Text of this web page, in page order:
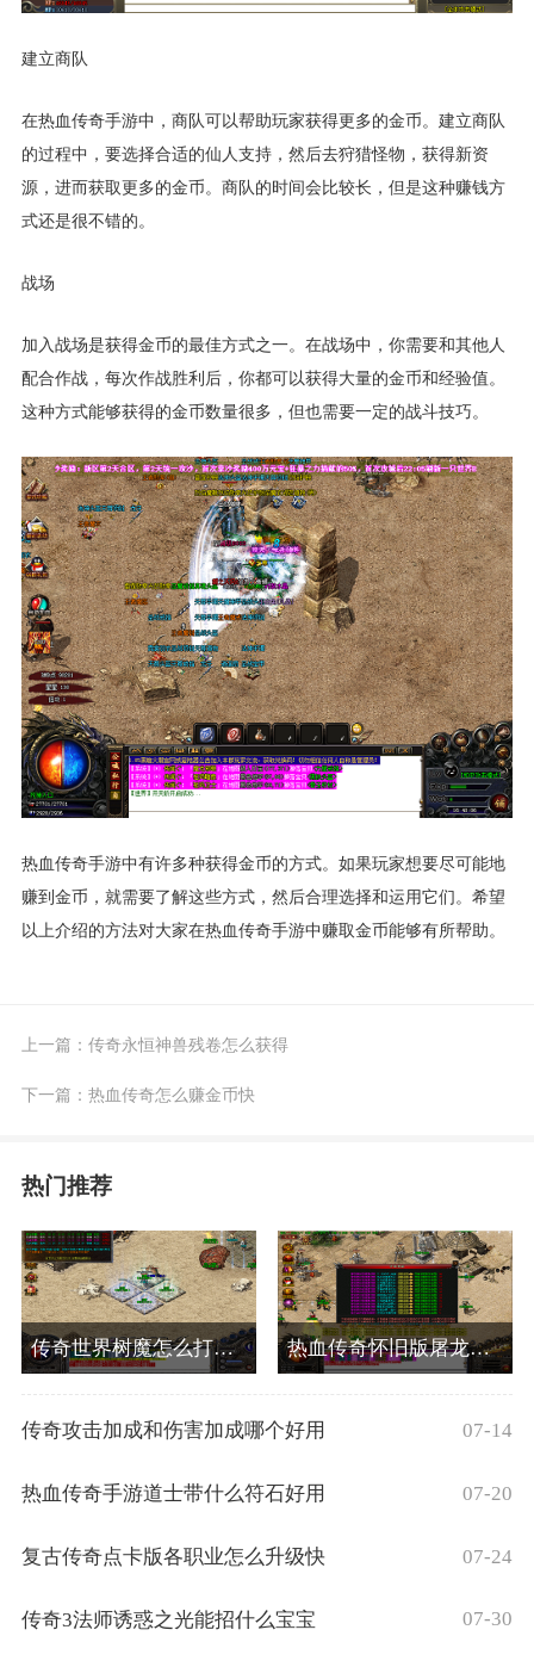
建立商队
在热血传奇手游中，商队可以帮助玩家获得更多的金币。建立商队
的过程中，要选择合适的仙人支持，然后去狩猎怪物，获得新资
源，进而获取更多的金币。商队的时间会比较长，但是这种赚钱方
式还是很不错的。
战场
加入战场是获得金币的最佳方式之一。在战场中，你需要和其他人
配合作战，每次作战胜利后，你都可以获得大量的金币和经验值。
这种方式能够获得的金币数量很多，但也需要一定的战斗技巧。
热血传奇手游中有许多种获得金币的方式。如果玩家想要尽可能地
赚到金币，就需要了解这些方式，然后合理选择和运用它们。希望
以上介绍的方法对大家在热血传奇手游中赚取金币能够有所帮助。
上一篇： 传奇永恒神兽残卷怎么获得
下一篇： 热血传奇怎么赚金币快
热门推荐
传奇世界树魔怎么打技能 热血传奇怀旧版屠龙哪里获得
传奇攻击加成和伤害加成哪个好用 07-14
热血传奇手游道士带什么符石好用 07-20
复古传奇点卡版各职业怎么升级快 07-24
传奇3法师诱惑之光能招什么宝宝 07-30